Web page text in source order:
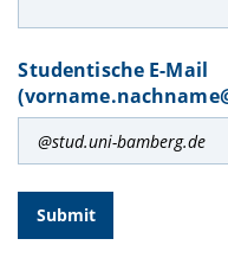
Studentische E-Mail